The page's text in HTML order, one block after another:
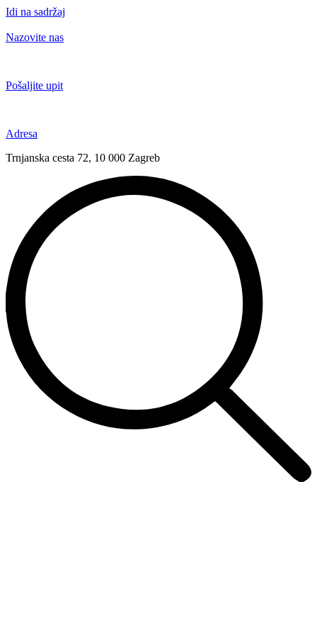
Idi na sadržaj
Nazovite nas
Pošaljite upit
Adresa
Trnjanska cesta 72, 10 000 Zagreb